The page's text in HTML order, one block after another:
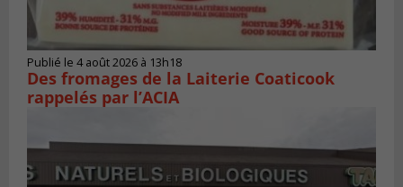
Publié le 4 août 2026 à 13h18
Des fromages de la Laiterie Coaticook
rappelés par l’ACIA